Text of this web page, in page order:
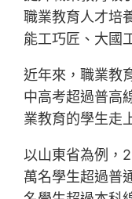
職業教育人才培
能工巧匠、大國
近年來，職業教
中高考超過普高
業教育的學生走
以山東省為例，
萬名學生超過普